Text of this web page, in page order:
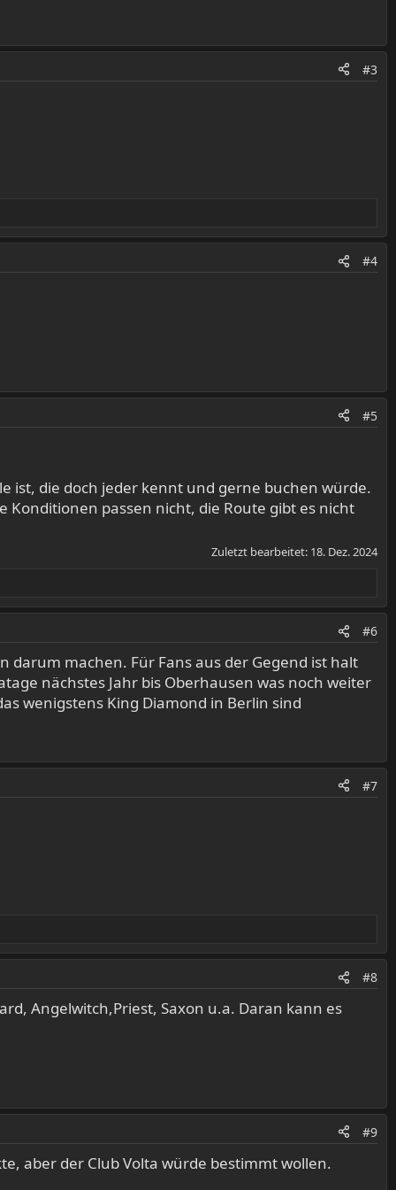
#3
#4
#5
ist, die doch jeder kennt und gerne buchen würde.
passen nicht, die Route gibt es nicht
Zuletzt bearbeitet: 18. Dez. 2024
#6
darum machen. Für Fans aus der Gegend ist halt
nächstes Jahr bis Oberhausen was noch weiter
wenigstens King Diamond in Berlin sind
#7
#8
Angelwitch,Priest, Saxon u.a. Daran kann es
#9
aber der Club Volta würde bestimmt wollen.